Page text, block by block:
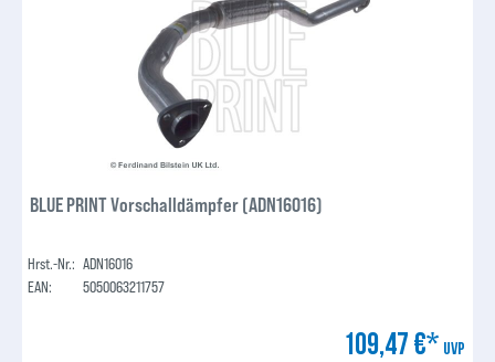
BLUE PRINT Vorschalldämpfer (ADN16016)
Hrst.-Nr.: ADN16016
EAN:
5050063211757
109,47 €* UVP